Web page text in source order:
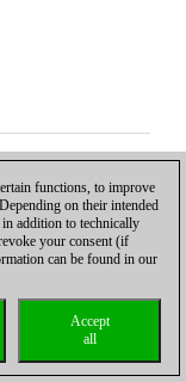
|Cookies Management|
Inicio
Hamburgo | Alemania
functions, to improve
on their intended
addition to technically
your consent (if
can be found in our
Accept
all